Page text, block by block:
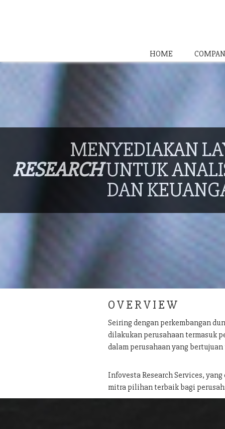
HOME
MENYEDIAKAN
RESEARCHUNTUK
DAN
O V E R V I E W
Seiring dengan perkembangan
dilakukan perusahaan termasuk
dalam perusahaan yang
Infovesta Research Services,
mitra pilihan terbaik bagi